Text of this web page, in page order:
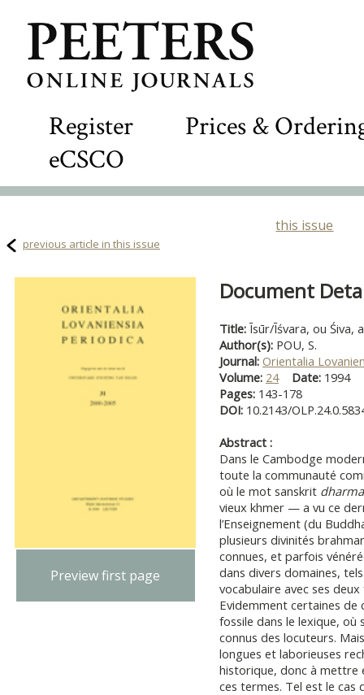
Register
Prices &
eCSCO
this issue
previous article in this issue
Preview first page
Document
Title:Īsūr/Īśvara, ou Śiva,
Author(s): POU, S.
Journal: Orientalia
Volume: 24 Date: 1994
Pages: 143-178
DOI: 10.2143/
Abstract :
Dans le Cambodge
toute la communauté
où le mot sanskrit dharma
vieux khmer — a vu ce
l’Enseignement (du
plusieurs divinités
connues, et parfois
dans divers domaines,
vocabulaire avec ses
Evidemment certaines de
fossile dans le lexique, où
connus des locuteurs.
longues et laborieuses
historique, donc à mettre
ces termes. Tel est le cas